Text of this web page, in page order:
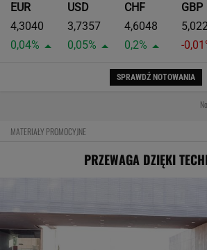
EUR
4,3040
0,04%
USD
3,7357
0,05%
CHF
4,6048
0,2%
GBP
-
SPRAWDŹ NOTOWANIA
MATERIAŁY PROMOCYJNE
PRZEWAGA DZIĘKI